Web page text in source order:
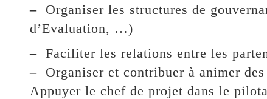
–Organiser les structures de
d’Evaluation, …)
–Faciliter les relations entre les
–Organiser et contribuer à animer
Appuyer le chef de projet dans le